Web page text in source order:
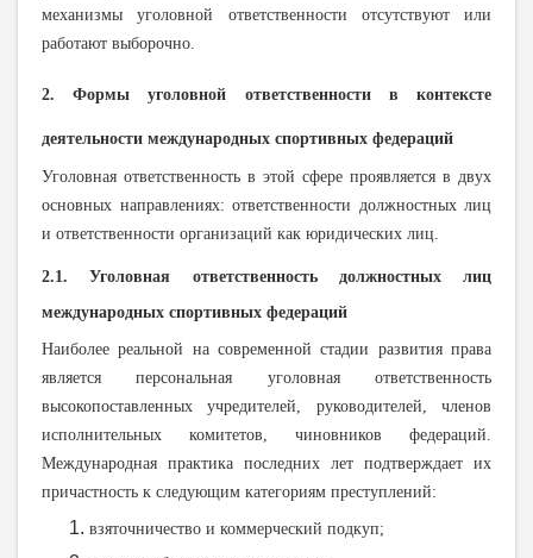
механизмы уголовной ответственности отсутствуют или
работают выборочно.
2. Формы уголовной ответственности в контексте
деятельности международных спортивных федераций
Уголовная ответственность в этой сфере проявляется в двух
основных направлениях: ответственности должностных лиц
и ответственности организаций как юридических лиц.
2.1. Уголовная ответственность должностных лиц
международных спортивных федераций
Наиболее реальной на современной стадии развития права
является персональная уголовная ответственность
высокопоставленных учредителей, руководителей, членов
исполнительных комитетов, чиновников федераций.
Международная практика последних лет подтверждает их
причастность к следующим категориям преступлений:
взяточничество и коммерческий подкуп;